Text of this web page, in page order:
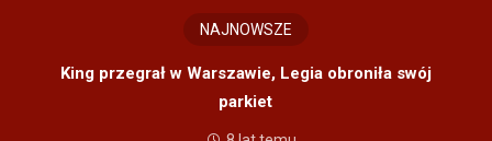
NAJNOWSZE
King przegrał w Warszawie, Legia obroniła swój
parkiet